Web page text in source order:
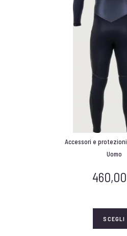
Accessori e protezioni
Uomo
460,00
SCEGLI